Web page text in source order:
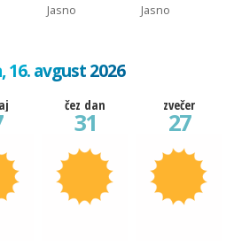
Jasno Jasno
16. avgust 2026
čez dan
31
zvečer
27